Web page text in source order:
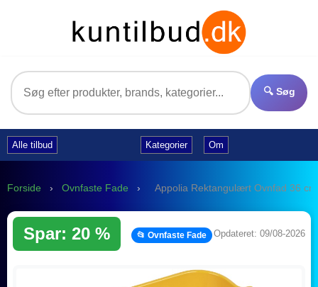
🔍 Søg
Alle tilbud Kategorier Om
Forside › Ovnfaste Fade › Appolia Rektangulært Ovnfad 36
Spar: 20 % 📂 Ovnfaste Fade Opdateret: 09/08-2026